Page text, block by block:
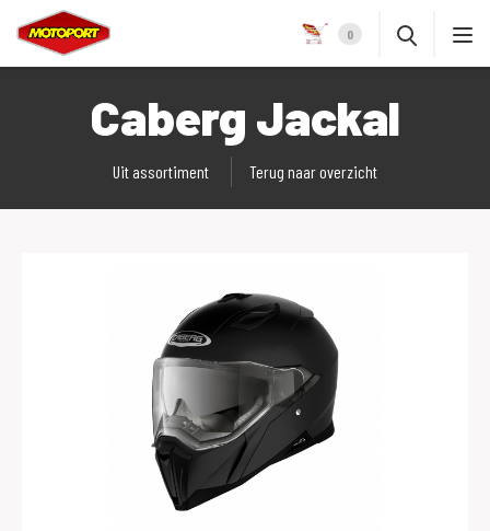
0
Caberg Jackal
Uit assortiment Terug naar overzicht